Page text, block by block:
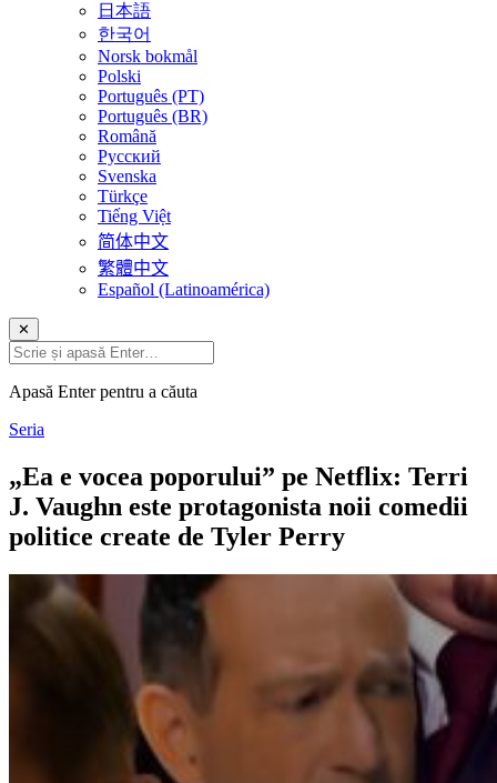
日本語
한국어
Norsk bokmål
Polski
Português (PT)
Português (BR)
Română
Русский
Svenska
Türkçe
Tiếng Việt
简体中文
繁體中文
Español (Latinoamérica)
✕
Apasă Enter pentru a căuta
Seria
„Ea e vocea poporului” pe Netflix: Terri
J. Vaughn este protagonista noii comedii
politice create de Tyler Perry